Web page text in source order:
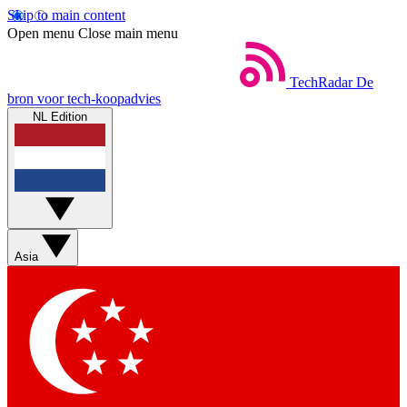
Skip to main content
Open menu Close main menu
TechRadar De
bron voor tech-koopadvies
NL Edition
Asia